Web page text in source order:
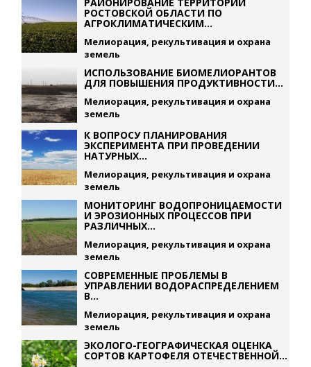
РОСТОВСКОЙ ОБЛАСТИ ПО
АГРОКЛИМАТИЧЕСКИМ...
Мелиорация, рекультивация и охрана
земель
ИСПОЛЬЗОВАНИЕ БИОМЕЛИОРАНТОВ
ДЛЯ ПОВЫШЕНИЯ ПРОДУКТИВНОСТИ...
Мелиорация, рекультивация и охрана
земель
К ВОПРОСУ ПЛАНИРОВАНИЯ
ЭКСПЕРИМЕНТА ПРИ ПРОВЕДЕНИИ
НАТУРНЫХ...
Мелиорация, рекультивация и охрана
земель
МОНИТОРИНГ ВОДОПРОНИЦАЕМОСТИ
И ЭРОЗИОННЫХ ПРОЦЕССОВ ПРИ
РАЗЛИЧНЫХ...
Мелиорация, рекультивация и охрана
земель
СОВРЕМЕННЫЕ ПРОБЛЕМЫ В
УПРАВЛЕНИИ ВОДОРАСПРЕДЕЛЕНИЕМ
В...
Мелиорация, рекультивация и охрана
земель
ЭКОЛОГО-ГЕОГРАФИЧЕСКАЯ ОЦЕНКА
СОРТОВ КАРТОФЕЛЯ ОТЕЧЕСТВЕННОЙ...